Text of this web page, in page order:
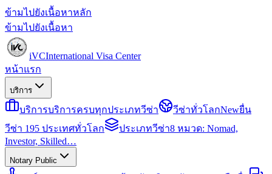
ข้ามไปยังเนื้อหาหลัก
ข้ามไปยังเนื้อหา
iVCInternational Visa Center
หน้าแรก
บริการ
บริการบริการครบทุกประเภทวีซ่า วีซ่าทั่วโลกNewยื่น
วีซ่า 195 ประเทศทั่วโลก
ประเภทวีซ่า8 หมวด: Nomad,
Investor, Skilled…
Notary Public